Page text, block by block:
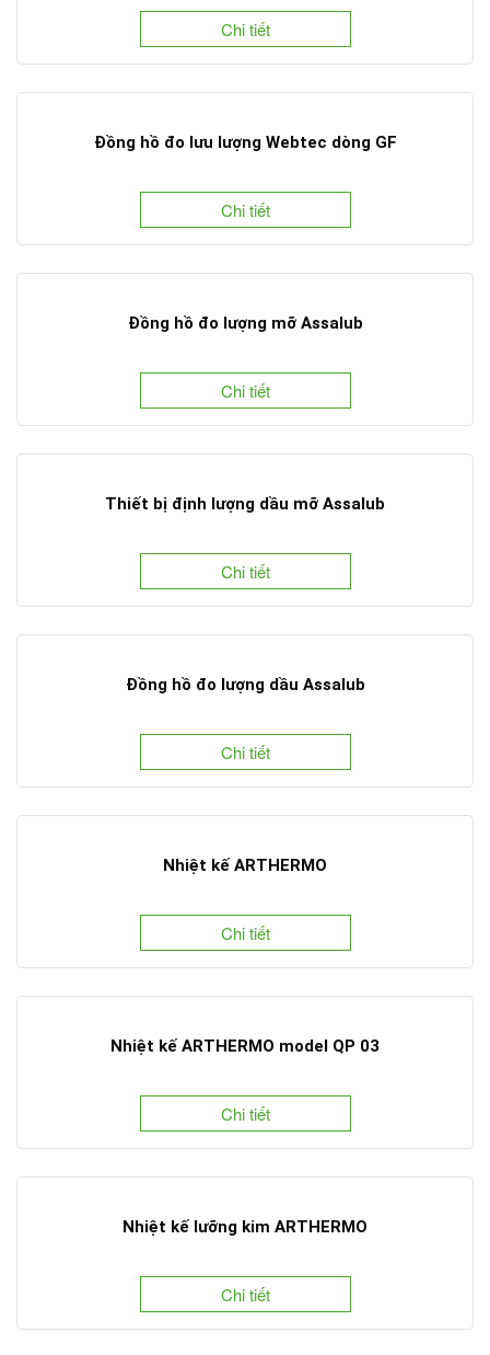
Chi tiết
Đồng hồ đo lưu lượng Webtec dòng GF
Chi tiết
Đồng hồ đo lượng mỡ Assalub
Chi tiết
Thiết bị định lượng dầu mỡ Assalub
Chi tiết
Đồng hồ đo lượng dầu Assalub
Chi tiết
Nhiệt kế ARTHERMO
Chi tiết
Nhiệt kế ARTHERMO model QP 03
Chi tiết
Nhiệt kế lưỡng kim ARTHERMO
Chi tiết